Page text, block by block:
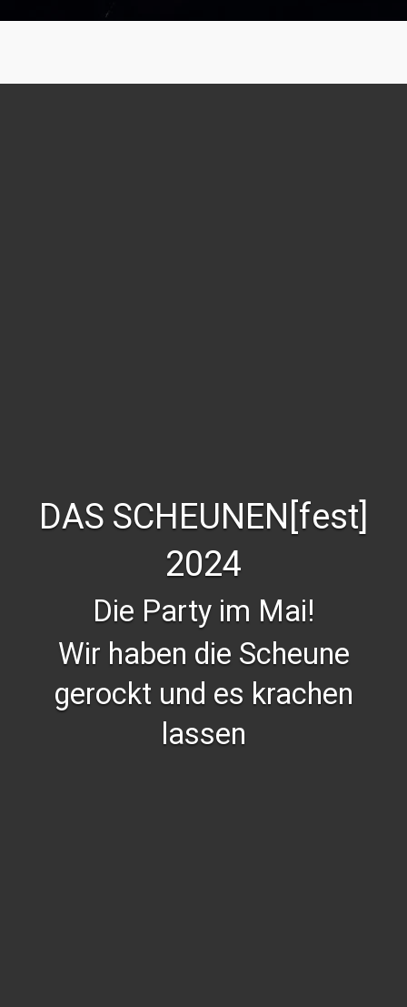
DAS SCHEUNEN[fest]
2024
Die Party im Mai!
Wir haben die Scheune
gerockt und es krachen
lassen